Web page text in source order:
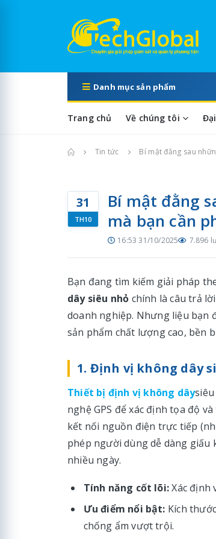
Danh mục sản phẩm
Trang chủ Về chúng tôi
Trang chủ
Tin tức Bí mật đằng sau
31
TH10
Bí mật đằng
mà bạn cần
16:53 31/10/2025 7.896
Bạn đang tìm kiếm giải pháp
dây siêu nhỏ chính là câu trả
doanh nghiệp. Nhưng liệu bạn
sản phẩm chất lượng cao, bền
1. Định vị không dây
Thiết bị định vị không dây
nghệ GPS để xác định tọa độ
kết nối nguồn điện trực tiếp
phép người dùng dễ dàng giấu
nhiều ngày.
Tính năng cốt lõi:Xác định
Ưu điểm nổi bật: Kích
chống ẩm vượt trội.